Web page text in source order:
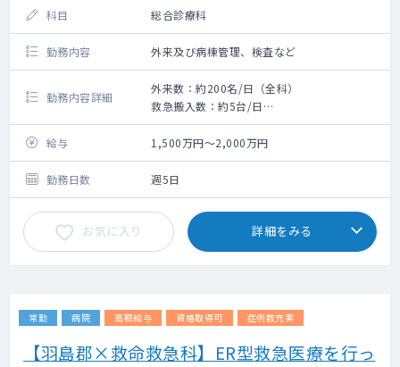
科目 総合診療科
勤務内容 外来及び病棟管理、検査など
勤務内容詳細
外来数：約200名/日（全科）
救急搬入数：約5台/日
手術数:約400件/年（外科、整形外科、眼科）
【勤務内容】
総合診療外来
病棟管理
救急外来（二次救急）
地域包括ケア病棟の診療
高齢者医療・慢性疾患管理
地域医療機関との病診連携
在宅医療・退院支援への参画
※ご経験・ご希望に応じて、産婦人科領域
ることが可能です。
給与 1,500万円～2,000万円
勤務日数 週5日
お気に入り 詳細をみる
常勤 病院 高額給与 資格取得可 症例数充実
【羽島郡×救命救急科】ER型救急医療を行っ